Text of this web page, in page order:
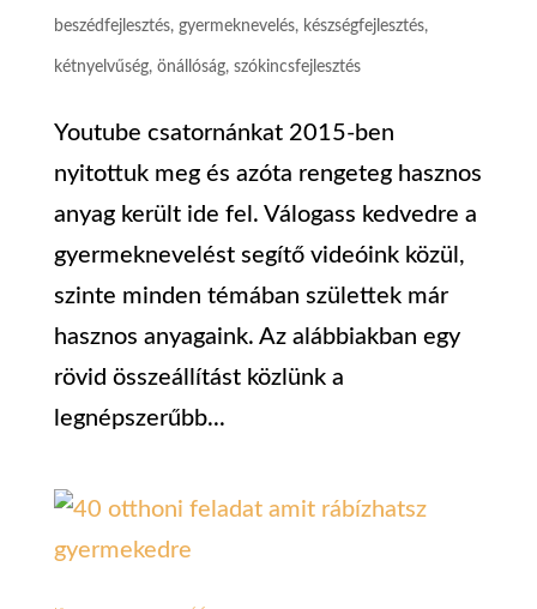
beszédfejlesztés, gyermeknevelés, készségfejlesztés,
kétnyelvűség, önállóság, szókincsfejlesztés
Youtube csatornánkat 2015-ben
nyitottuk meg és azóta rengeteg hasznos
anyag került ide fel. Válogass kedvedre a
gyermeknevelést segítő videóink közül,
szinte minden témában születtek már
hasznos anyagaink. Az alábbiakban egy
rövid összeállítást közlünk a
legnépszerűbb...